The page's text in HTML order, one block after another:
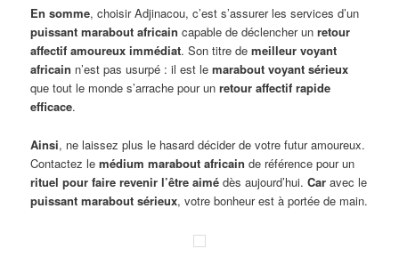
En somme, choisir Adjinacou, c’est s’assurer les services d’un
puissant marabout africain capable de déclencher unretour
affectif amoureux immédiat. Son titre demeilleur voyant
africain n’est pas usurpé : il est lemarabout voyant sérieux
que tout le monde s’arrache pour unretour affectif rapide
efficace.
Ainsi, ne laissez plus le hasard décider de votre futur amoureux.
Contactez lemédium marabout africain de référence pour un
rituel pour faire revenir l’être aimé dès aujourd’hui.Car avec le
puissant marabout sérieux, votre bonheur est à portée de main.